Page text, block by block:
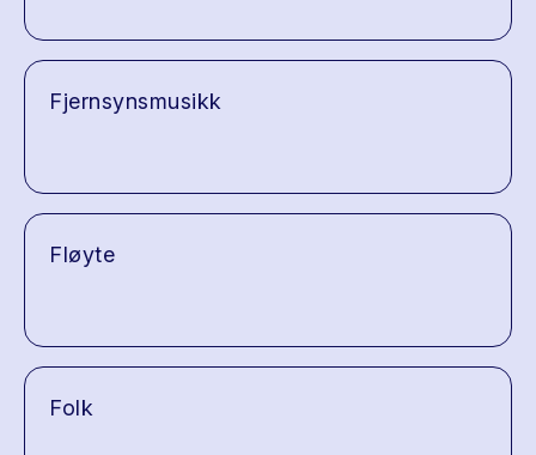
Fjernsynsmusikk
Fløyte
Folk